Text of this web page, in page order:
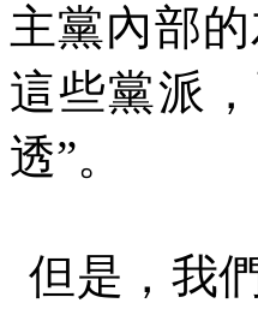
主黨內部
這些黨派
透”。
但是，我